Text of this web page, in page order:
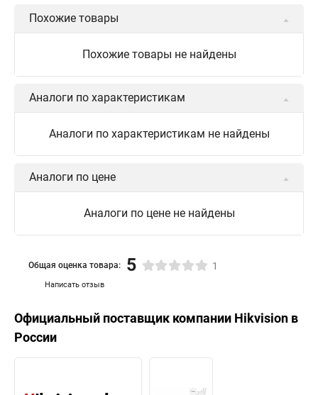
Похожие товары
Похожие товары не найдены
Аналоги по характеристикам
Аналоги по характеристикам не найдены
Аналоги по цене
Аналоги по цене не найдены
Написать отзыв
Общая оценка товара: 5 1
Официальный поставщик компании Hikvision в
России